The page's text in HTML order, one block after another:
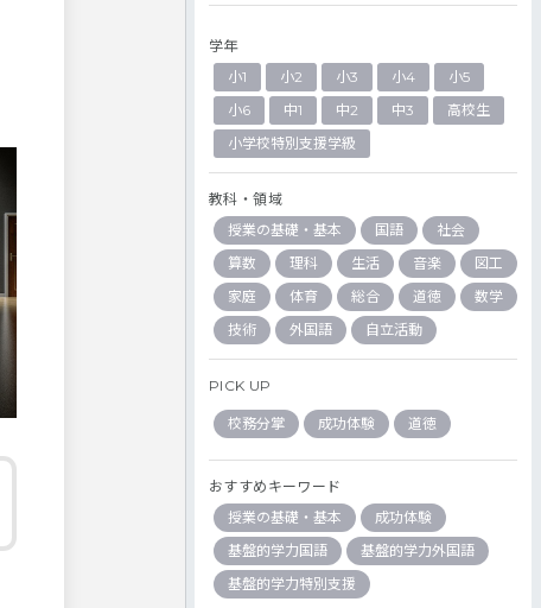
学年
小1
小2 小3 小4
小5
小6
中1 中2 中3
高校生
小学校特別支援学級
教科・領域
授業の基礎・基本
国語
社会
算数
理科 生活 音楽
図工
家庭
体育 総合 道徳
数学
技術
外国語 自立活動
PICK UP
校務分掌 成功体験 道徳
おすすめキーワード
授業の基礎・基本
成功体験
基盤的学力国語
基盤的学力外国語
基盤的学力特別支援